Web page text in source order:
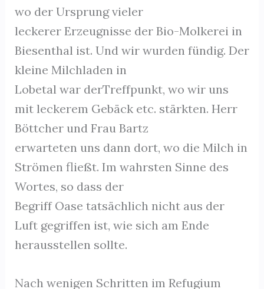
wo der Ursprung vieler
leckerer Erzeugnisse der Bio-Molkerei in
Biesenthal ist. Und wir wurden fündig. Der
kleine Milchladen in
Lobetal war derTreffpunkt, wo wir uns
mit leckerem Gebäck etc. stärkten. Herr
Böttcher und Frau Bartz
erwarteten uns dann dort, wo die Milch in
Strömen fließt. Im wahrsten Sinne des
Wortes, so dass der
Begriff Oase tatsächlich nicht aus der
Luft gegriffen ist, wie sich am Ende
herausstellen sollte.
Nach wenigen Schritten im Refugium